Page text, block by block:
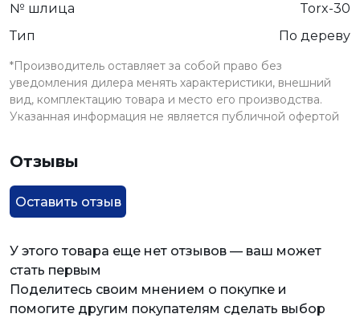
№ шлица
Torx-30
Тип
По дереву
*Производитель оставляет за собой право без
уведомления дилера менять характеристики, внешний
вид, комплектацию товара и место его производства.
Указанная информация не является публичной офертой
Отзывы
Оставить отзыв
У этого товара еще нет отзывов — ваш может
стать первым
Поделитесь своим мнением о покупке и
помогите другим покупателям сделать выбор